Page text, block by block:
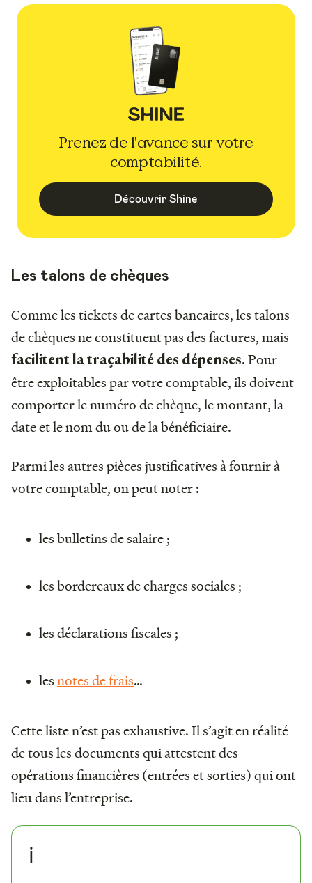
Prenez de l'avance sur votre
comptabilité.
Découvrir Shine
Les talons de chèques
Comme les tickets de cartes bancaires, les talons
de chèques ne constituent pas des factures, mais
facilitent la traçabilité des dépenses. Pour
être exploitables par votre comptable, ils doivent
comporter le numéro de chèque, le montant, la
date et le nom du ou de la bénéficiaire.
Parmi les autres pièces justificatives à fournir à
votre comptable, on peut noter :
les bulletins de salaire ;
les bordereaux de charges sociales ;
les déclarations fiscales ;
lesnotes de frais…
Cette liste n’est pas exhaustive. Il s’agit en réalité
de tous les documents qui attestent des
opérations financières (entrées et sorties) qui ont
lieu dans l’entreprise.
ℹ️